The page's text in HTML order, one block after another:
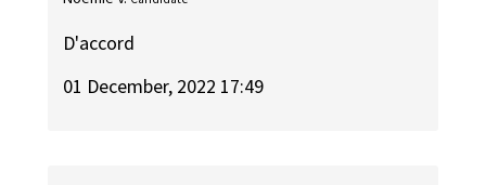
D'accord
01 December, 2022 17:49